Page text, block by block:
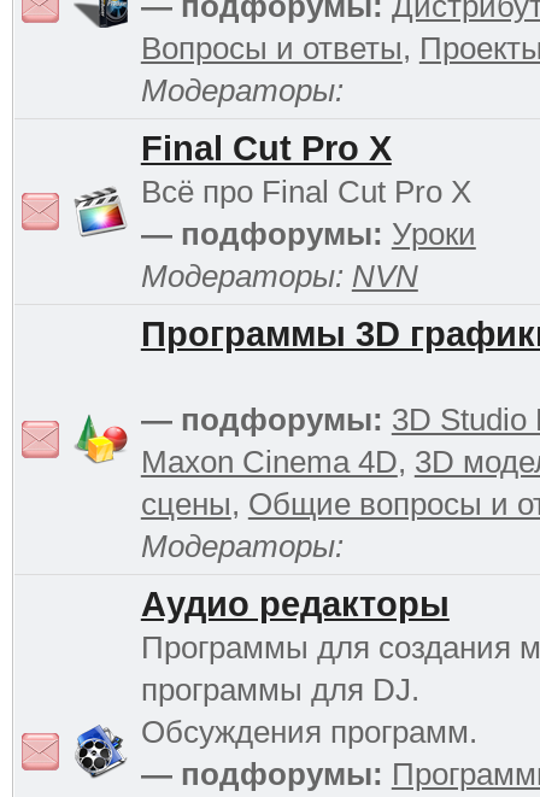
Вопросы и ответы,
Модераторы:
Final Cut Pro X
Всё про Final Cut Pro X
— подфорумы: Уроки
Модераторы: NVN
Программы 3D
— подфорумы: 3D Studio
Maxon Cinema 4D, 3D
сцены, Общие вопросы и
Модераторы:
Аудио редакторы
Программы для создания
программы для DJ.
Обсуждения программ.
— подфорумы: